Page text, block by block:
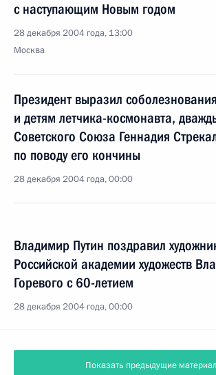
с наступающим Новым годом
28 декабря 2004 года, 13:00
Москва
Президент выразил
и детям летчика-космонавта,
Советского Союза Геннадия
по поводу его кончины
28 декабря 2004 года, 00:00
Владимир Путин поздравил
Российской академии художеств
Горевого с 60-летием
28 декабря 2004 года, 00:00
Показать предыдущие